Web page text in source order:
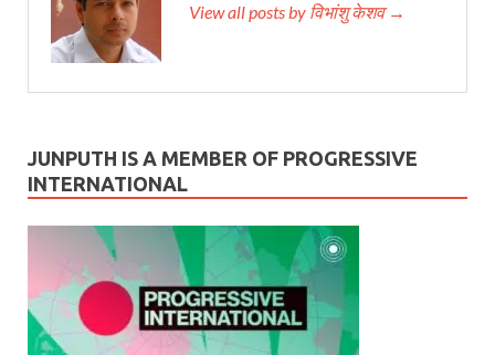
View all posts by विभांशु केशव →
JUNPUTH IS A MEMBER OF PROGRESSIVE
INTERNATIONAL